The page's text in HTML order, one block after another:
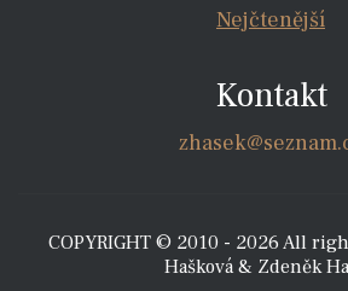
Nejčtenější
Kontakt
COPYRIGHT © 2010 - 2026 All
Hašková & Zdeněk